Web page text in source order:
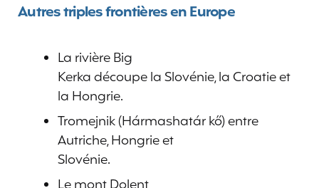
Autres triples frontières en Europe
La rivière Big
Kerka découpe la Slovénie, la Croatie et
la Hongrie.
Tromejnik (Hármashatár kő) entre
Autriche, Hongrie et
Slovénie.